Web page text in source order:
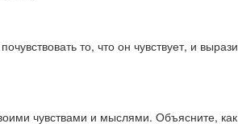
то, что он чувствует, и
чувствами и мыслями. Объясните,